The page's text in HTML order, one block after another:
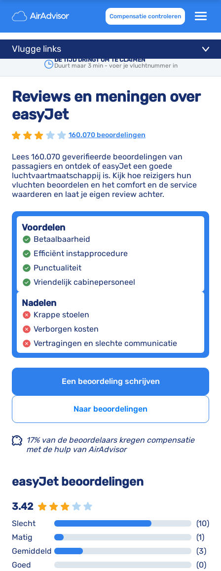
Compensatie controleren
DE TIJD DRINGT OM TE CLAIMEN
Duurt maar 3 min - voer je vluchtnummer in
Vlugge links
Reviews en meningen over
easyJet
160.070 beoordelingen
Lees 160.070 geverifieerde beoordelingen van
passagiers en ontdek of easyJet een goede
luchtvaartmaatschappij is. Kijk hoe reizigers hun
vluchten beoordelen en het comfort en de service
waarderen en laat je eigen review achter.
Voordelen
Betaalbaarheid
Efficiënt instapprocedure
Punctualiteit
Vriendelijk cabinepersoneel
Nadelen
Krappe stoelen
Verborgen kosten
Vertragingen en slechte communicatie
Een beoordeling schrijven
Naar beoordelingen
17% van de beoordelaars kregen compensatie
met de hulp van AirAdvisor
easyJet beoordelingen
3.42
Slecht
(10)
Matig
(1)
Gemiddeld
(3)
Goed
(0)